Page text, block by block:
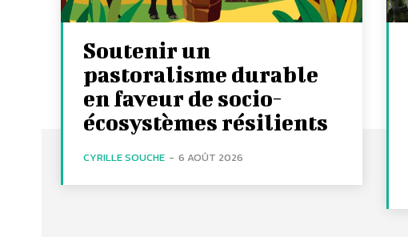
Soutenir un
pastoralisme durable
en faveur de socio-
écosystèmes résilients
CYRILLE SOUCHE - 6 AOÛT 2026